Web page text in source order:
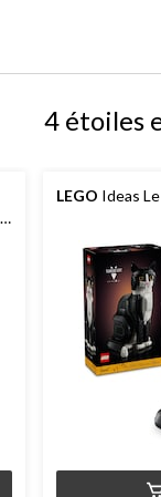
4 étoiles
LEGO Ideas